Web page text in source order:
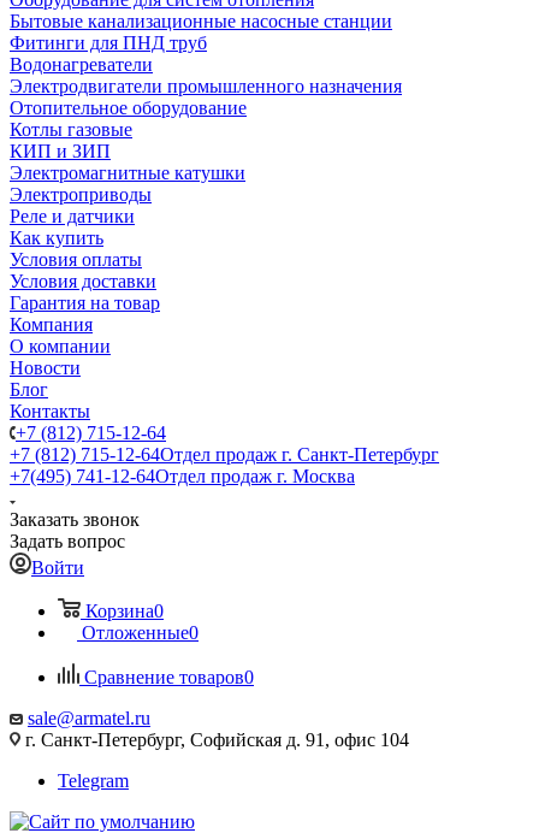
Бытовые канализационные насосные станции
Фитинги для ПНД труб
Водонагреватели
Электродвигатели промышленного назначения
Отопительное оборудование
Котлы газовые
КИП и ЗИП
Электромагнитные катушки
Электроприводы
Реле и датчики
Как купить
Условия оплаты
Условия доставки
Гарантия на товар
Компания
О компании
Новости
Блог
Контакты
+7 (812) 715-12-64
+7 (812) 715-12-64Отдел продаж г. Санкт-Петербург
+7(495) 741-12-64Отдел продаж г. Москва
Заказать звонок
Задать вопрос
Войти
Корзина0
Отложенные0
Сравнение товаров0
sale@armatel.ru
г. Санкт-Петербург, Софийская д. 91, офис 104
Telegram